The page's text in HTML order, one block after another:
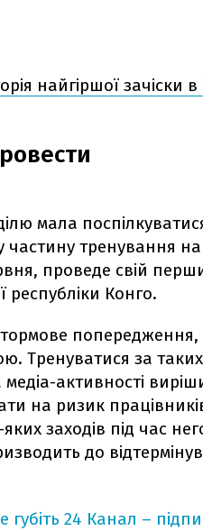
найгіршої зачіски в
мала
частину тренування на
проведе свій
республіки Конго.
попередження,
Тренуватися за
медіа-активності
на ризик
заходів під час
до
губіть 24 Канал –